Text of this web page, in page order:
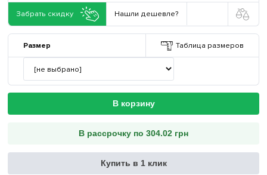
Забрать скидку Нашли дешевле?
Размер Таблица размеров
В корзину
В рассрочку по 304.02 грн
Купить в 1 клик